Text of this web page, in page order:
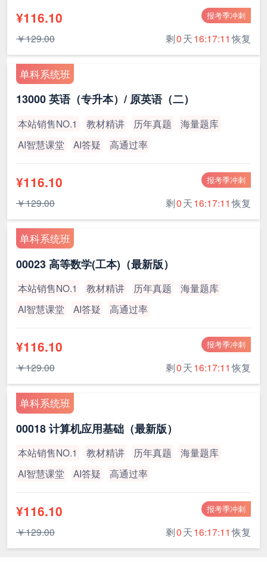
报考季冲刺
¥116.10
￥129.00 剩0天16:17:11 恢复
单科系统班
13000 英语（专升本）/ 原英语（二）
本站销售NO.1 教材精讲 历年真题
海量题库
AI智慧课堂
AI答疑 高通过率
报考季冲刺
¥116.10
￥129.00 剩0天16:17:11 恢复
单科系统班
00023 高等数学(工本)（最新版）
本站销售NO.1 教材精讲 历年真题
海量题库
AI智慧课堂
AI答疑 高通过率
报考季冲刺
¥116.10
￥129.00 剩0天16:17:11 恢复
单科系统班
00018 计算机应用基础（最新版）
本站销售NO.1 教材精讲 历年真题
海量题库
AI智慧课堂
AI答疑 高通过率
报考季冲刺
¥116.10
￥129.00 剩0天16:17:11 恢复